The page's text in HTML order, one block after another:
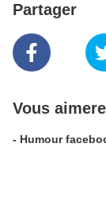
Partager
Vous
- Humour